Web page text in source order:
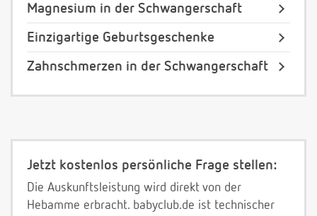
Magnesium in der Schwangerschaft
Einzigartige Geburtsgeschenke
Zahnschmerzen in der Schwangerschaft
Jetzt kostenlos persönliche Frage stellen:
Die Auskunftsleistung wird direkt von der
Hebamme erbracht. babyclub.de ist technischer